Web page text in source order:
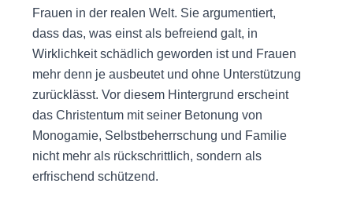
Frauen in der realen Welt. Sie argumentiert,
dass das, was einst als befreiend galt, in
Wirklichkeit schädlich geworden ist und Frauen
mehr denn je ausbeutet und ohne Unterstützung
zurücklässt. Vor diesem Hintergrund erscheint
das Christentum mit seiner Betonung von
Monogamie, Selbstbeherrschung und Familie
nicht mehr als rückschrittlich, sondern als
erfrischend schützend.